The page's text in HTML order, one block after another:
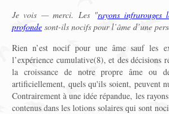
Je vois — merci. Les "rayons infrarouges
profonde sont-ils nocifs pour l’âme d’une
Rien n’est nocif pour une âme sauf les
l’expérience cumulative(8), et des décisions
la croissance de notre propre âme ou
artificiellement, quels qu'ils soient, peuvent
Contrairement à une idée répandue, les
contenus dans les lotions solaires qui sont